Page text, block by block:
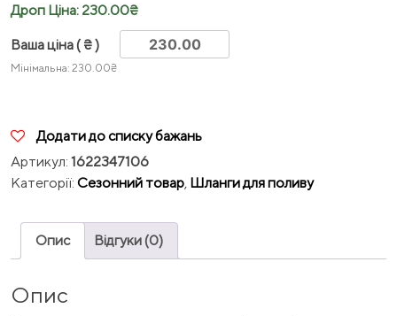
Дроп Ціна: 230.00₴
Ваша ціна( ₴ )
Мінімальна: 230.00₴
Додати до списку бажань
Артикул: 1622347106
Категорії: Сезонний товар, Шланги для поливу
Опис Відгуки (0)
Опис